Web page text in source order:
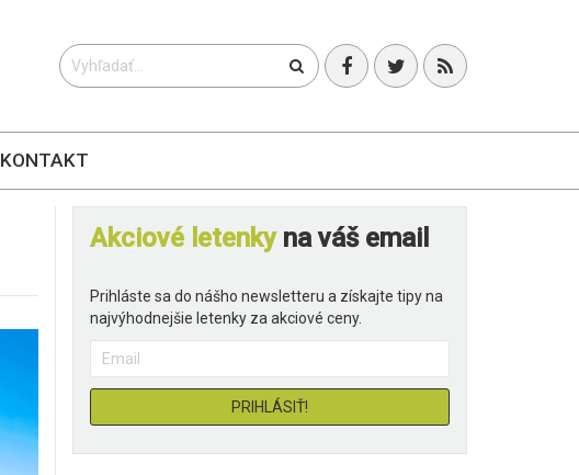
KONTAKT
Akciové letenkyna váš email
Prihláste sa do nášho newsletteru a získajte tipy na
najvýhodnejšie letenky za akciové ceny.